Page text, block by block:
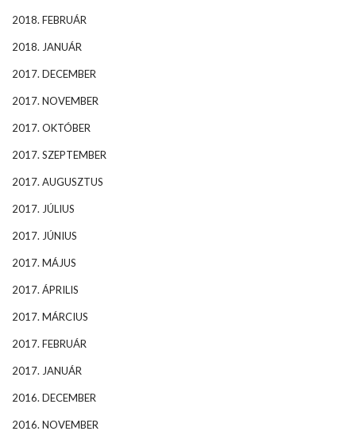
2018. FEBRUÁR
2018. JANUÁR
2017. DECEMBER
2017. NOVEMBER
2017. OKTÓBER
2017. SZEPTEMBER
2017. AUGUSZTUS
2017. JÚLIUS
2017. JÚNIUS
2017. MÁJUS
2017. ÁPRILIS
2017. MÁRCIUS
2017. FEBRUÁR
2017. JANUÁR
2016. DECEMBER
2016. NOVEMBER